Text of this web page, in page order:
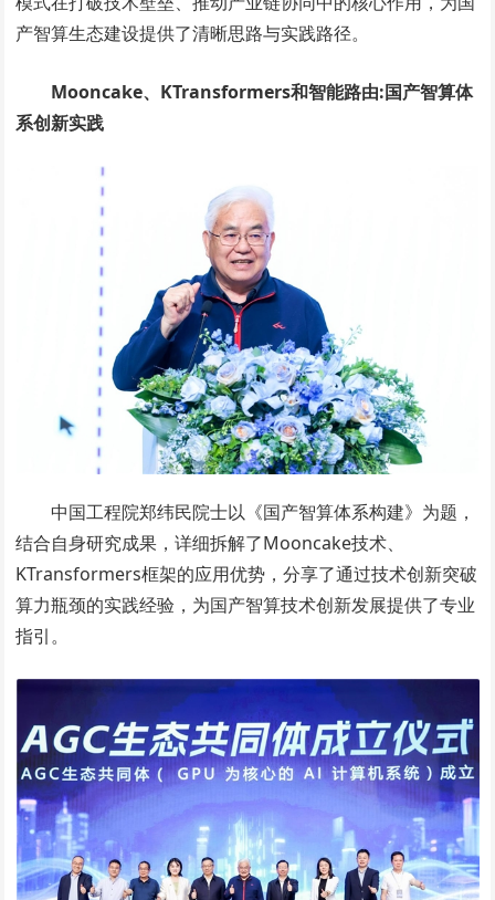
产智算生态建设提供了清晰思路与实践路径。
Mooncake、KTransformers和智能路由:国产智算体
系创新实践
中国工程院郑纬民院士以《国产智算体系构建》为题，
结合自身研究成果，详细拆解了Mooncake技术、
KTransformers框架的应用优势，分享了通过技术创新突破
算力瓶颈的实践经验，为国产智算技术创新发展提供了专业
指引。